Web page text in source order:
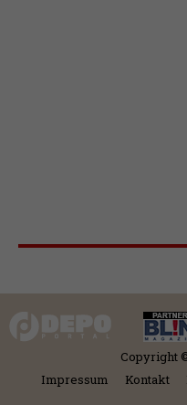
Copyright
Impressum
Kontakt